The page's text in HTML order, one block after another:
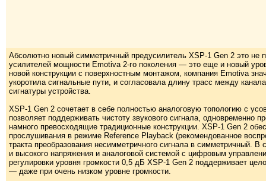
Абсолютно новый симметричный предусилитель XSP-1 Gen 2 это не
усилителей мощности Emotiva 2-го поколения — это еще и новый
новой конструкции с поверхностным монтажом, компания Emotiva
укоротила сигнальные пути, и согласовала длину трасс между
сигнатуры устройства.
XSP-1 Gen 2 сочетает в себе полностью аналоговую топологию с
позволяет поддерживать чистоту звукового сигнала, одновременно
намного превосходящие традиционные конструкции. XSP-1 Gen 2
прослушивания в режиме Reference Playback (рекомендованное
тракта преобразования несимметричного сигнала в симметричный.
и высокого напряжения и аналоговой системой с цифровым
регулировки уровня громкости 0,5 дБ XSP-1 Gen 2 поддерживает
— даже при очень низком уровне громкости.